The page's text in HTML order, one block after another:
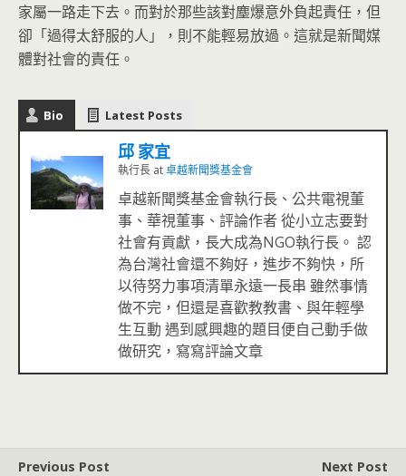
家屬一路走下去。而對於那些該對塵爆意外負起責任，但
卻「過得太舒服的人」，則不能輕易放過。這就是新聞媒
體對社會的責任。
Bio Latest Posts
邱 家宜
執行長 at卓越新聞獎基金會
卓越新聞獎基金會執行長、公共電視董
事、華視董事、評論作者 從小立志要對
社會有貢獻，長大成為NGO執行長。 認
為台灣社會還不夠好，進步不夠快，所
以待努力事項清單永遠一長串 雖然事情
做不完，但還是喜歡教教書、與年輕學
生互動 遇到感興趣的題目便自己動手做
做研究，寫寫評論文章
Previous Post
Next Post